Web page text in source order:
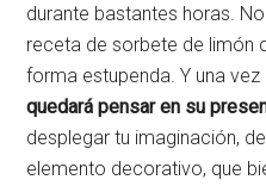
durante bastantes horas.
receta de sorbete de limón
forma estupenda. Y una vez
quedará pensar en su
desplegar tu imaginación,
elemento decorativo, que